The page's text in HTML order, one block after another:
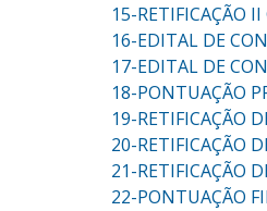
15-RETIFICAÇÃO
16-EDITAL DE
17-EDITAL DE
18-PONTUAÇÃO
19-RETIFICAÇÃO
20-RETIFICAÇÃO
21-RETIFICAÇÃO
22-PONTUAÇÃO